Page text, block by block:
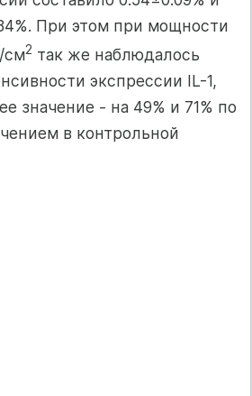
При этом при мощности
см2 так же наблюдалось
экспрессии IL-1,
значение - на 49% и 71% по
в контрольной